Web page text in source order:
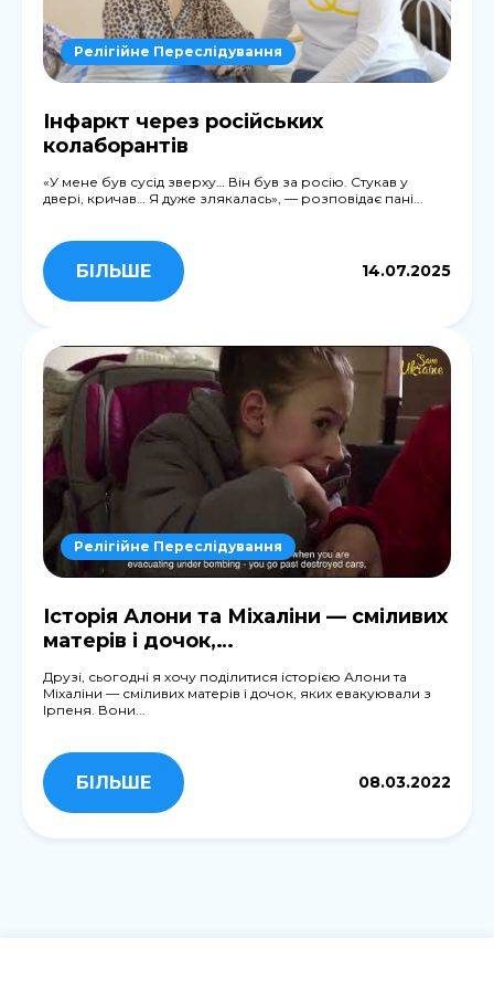
Релігійне Переслідування
Інфаркт через російських
колаборантів
«У мене був сусід зверху… Він був за росію. Стукав у
двері, кричав… Я дуже злякалась», — розповідає пані...
БІЛЬШЕ 14.07.2025
Релігійне Переслідування
Історія Алони та Міхаліни — сміливих
матерів і дочок,…
Друзі, сьогодні я хочу поділитися історією Алони та
Міхаліни — сміливих матерів і дочок, яких евакуювали з
Ірпеня. Вони...
БІЛЬШЕ 08.03.2022